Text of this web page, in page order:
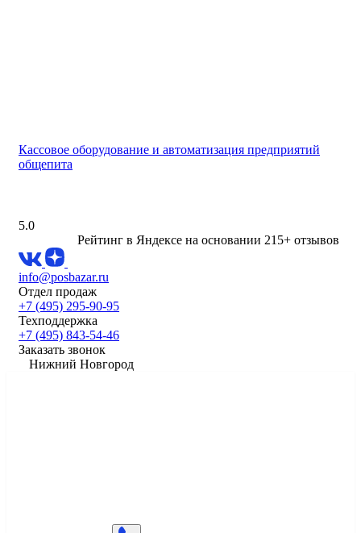
Кассовое оборудование и автоматизация предприятий
общепита
5.0
Рейтинг в Яндексе на основании 215+ отзывов
info@posbazar.ru
Отдел продаж
+7 (495) 295-90-95
Техподдержка
+7 (495) 843-54-46
Заказать звонок
Нижний Новгород